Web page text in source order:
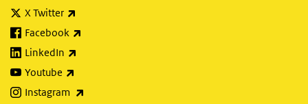
X Twitter
Facebook
LinkedIn
Youtube
Instagram